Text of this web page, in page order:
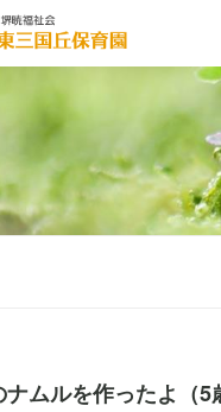
ムルを作ったよ（5